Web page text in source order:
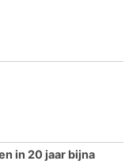
in 20 jaar bijna